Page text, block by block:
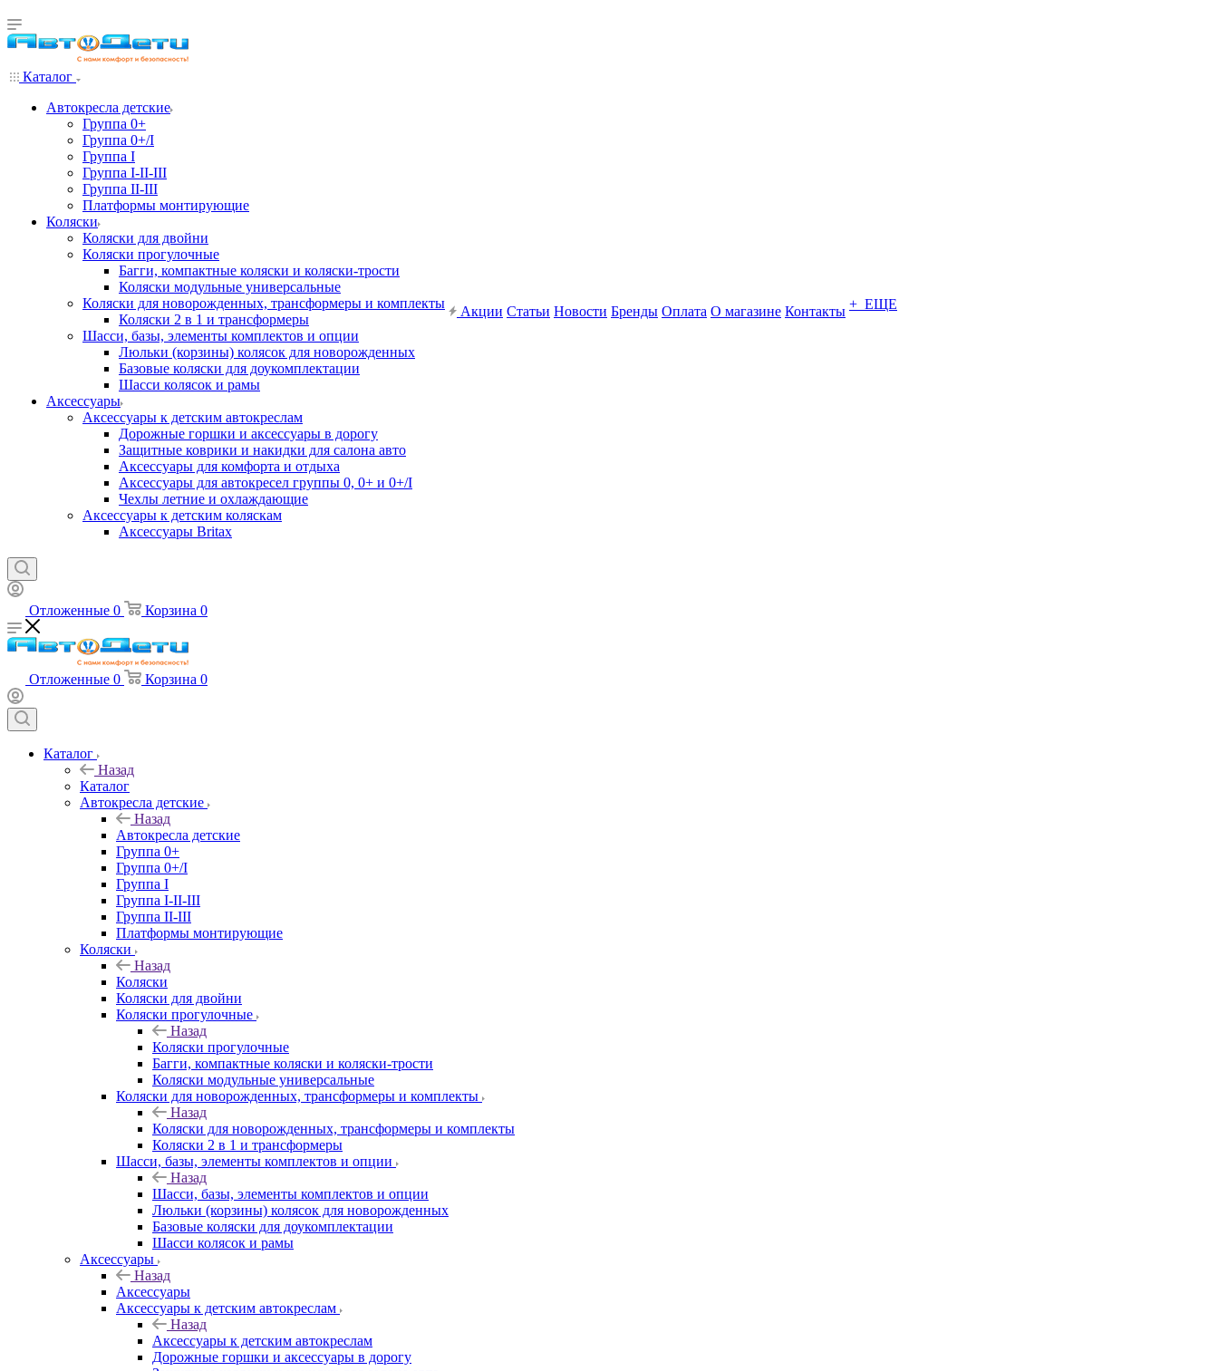
Каталог
Автокресла детские
Группа 0+
Группа 0+/I
Группа I
Группа I-II-III
Группа II-III
Платформы монтирующие
Коляски
Коляски для двойни
Коляски прогулочные
Багги, компактные коляски и коляски-трости
Коляски модульные универсальные
Коляски для новорожденных, трансформеры и комплекты
Коляски 2 в 1 и трансформеры
Шасси, базы, элементы комплектов и опции
Люльки (корзины) колясок для новорожденных
Базовые коляски для доукомплектации
Шасси колясок и рамы
Аксессуары
Аксессуары к детским автокреслам
Дорожные горшки и аксессуары в дорогу
Защитные коврики и накидки для салона авто
Аксессуары для комфорта и отдыха
Аксессуары для автокресел группы 0, 0+ и 0+/I
Чехлы летние и охлаждающие
Аксессуары к детским коляскам
Аксессуары Britax
Акции Статьи Новости Бренды Оплата О магазине Контакты + ЕЩЕ
Отложенные 0 Корзина 0
Отложенные 0 Корзина 0
Каталог
Назад
Каталог
Автокресла детские
Назад
Автокресла детские
Группа 0+
Группа 0+/I
Группа I
Группа I-II-III
Группа II-III
Платформы монтирующие
Коляски
Назад
Коляски
Коляски для двойни
Коляски прогулочные
Назад
Коляски прогулочные
Багги, компактные коляски и коляски-трости
Коляски модульные универсальные
Коляски для новорожденных, трансформеры и комплекты
Назад
Коляски для новорожденных, трансформеры и комплекты
Коляски 2 в 1 и трансформеры
Шасси, базы, элементы комплектов и опции
Назад
Шасси, базы, элементы комплектов и опции
Люльки (корзины) колясок для новорожденных
Базовые коляски для доукомплектации
Шасси колясок и рамы
Аксессуары
Назад
Аксессуары
Аксессуары к детским автокреслам
Назад
Аксессуары к детским автокреслам
Дорожные горшки и аксессуары в дорогу